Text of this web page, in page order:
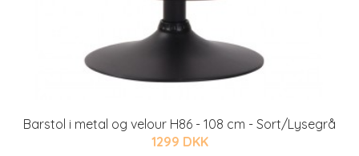
Barstol i metal og velour H86 - 108 cm - Sort/Lysegrå
1299 DKK